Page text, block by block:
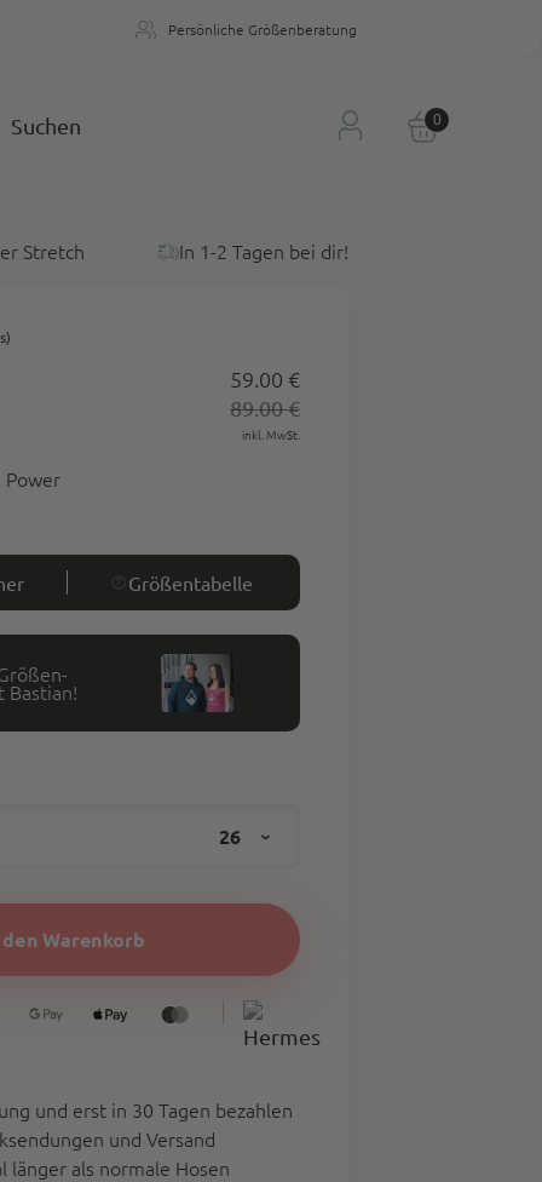
Persönliche Größenberatung
Persönliche Größenberatung
Suchen 0
Stretch In 1-2 Tagen bei dir!
59.00 €Regulärer
Preis
89.00 €
inkl. MwSt.
Power
Größentabelle
Bastian!
26
den Warenkorb
und erst in 30 Tagen bezahlen
und Versand
länger als normale Hosen